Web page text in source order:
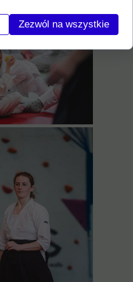
Zezwól na wszystkie